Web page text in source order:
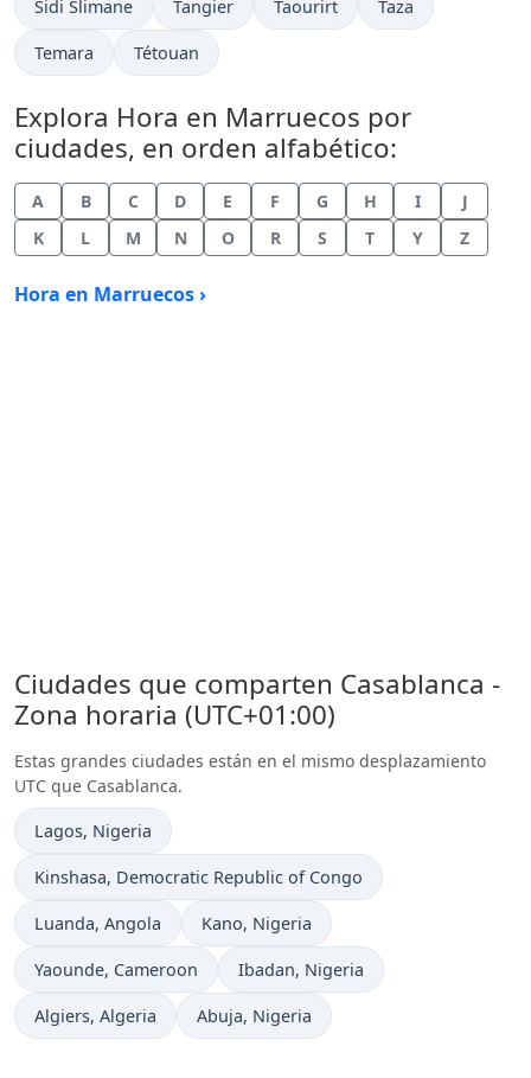
Hora actual en
Sidi Slimane Hora actual en
Tangier Hora actual en
Taourirt Hora actual en
Taza
Hora actual en
Temara Hora actual en
Tétouan
Explora Hora en Marruecos por
ciudades, en orden alfabético:
A B C D E F G H I
J
K
L M N O R S T Y Z
Hora en Marruecos ›
Ciudades que comparten Casablanca -
Zona horaria (UTC+01:00)
Estas grandes ciudades están en el mismo desplazamiento
UTC que Casablanca.
Hora actual en
Lagos, Nigeria
Hora actual en
Kinshasa, Democratic Republic of Congo
Hora actual en
Luanda, Angola Hora actual en
Kano, Nigeria
Hora actual en
Yaounde, Cameroon Hora actual en
Ibadan, Nigeria
Hora actual en
Algiers, Algeria Hora actual en
Abuja, Nigeria